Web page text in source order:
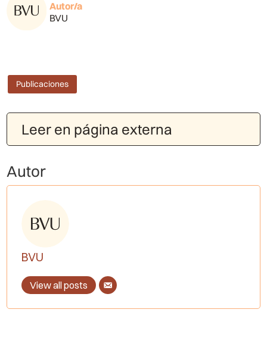
Autor/a
BVU
Publicaciones
Leer en página externa
Autor
BVU
View all posts